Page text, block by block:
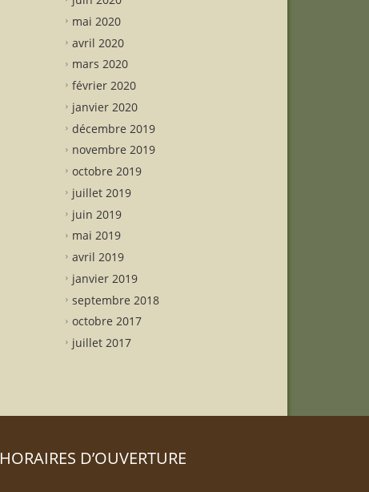
mai 2020
avril 2020
mars 2020
février 2020
janvier 2020
décembre 2019
novembre 2019
octobre 2019
juillet 2019
juin 2019
mai 2019
avril 2019
janvier 2019
septembre 2018
octobre 2017
juillet 2017
HORAIRES D’OUVERTURE